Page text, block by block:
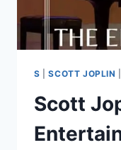
S |SCOTT JOPLIN
Scott